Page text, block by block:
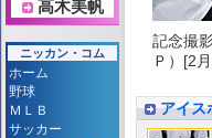
記念撮
Ｐ）[2
アイス
高木美帆
ニッカン・コム
ホーム
野球
ＭＬＢ
サッカー